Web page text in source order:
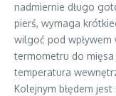
nadmiernie długo
pierś, wymaga
wilgoć pod wpływem
termometru do
temperatura
Kolejnym błędem